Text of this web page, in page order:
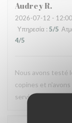
AudreyR
2026-07-12 -
Υπηρεσία : 5/5
4/5
Nous avons testé
copines et
service très